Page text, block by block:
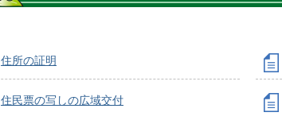
住所の証明
住民票の写しの広域交付